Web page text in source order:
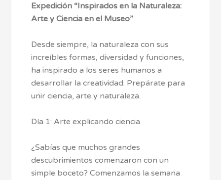
Expedición “Inspirados en la Naturaleza:
Arte y Ciencia en el Museo”
Desde siempre, la naturaleza con sus
increíbles formas, diversidad y funciones,
ha inspirado a los seres humanos a
desarrollar la creatividad. Prepárate para
unir ciencia, arte y naturaleza.
Día 1: Arte explicando ciencia
¿Sabías que muchos grandes
descubrimientos comenzaron con un
simple boceto? Comenzamos la semana